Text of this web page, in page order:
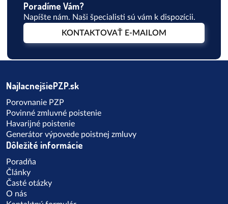
Poradíme Vám?
Napíšte nám. Naši špecialisti sú vám k dispozícii.
KONTAKTOVAŤ E-MAILOM
NajlacnejšiePZP.sk
Porovnanie PZP
Povinné zmluvné poistenie
Havarijné poistenie
Generátor výpovede poistnej zmluvy
Dôležité informácie
Poradňa
Články
Časté otázky
O nás